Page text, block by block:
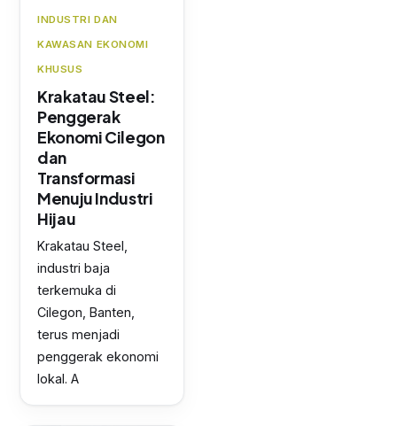
INDUSTRI DAN
KAWASAN EKONOMI
KHUSUS
Krakatau Steel:
Penggerak
Ekonomi Cilegon
dan
Transformasi
Menuju Industri
Hijau
Krakatau Steel,
industri baja
terkemuka di
Cilegon, Banten,
terus menjadi
penggerak ekonomi
lokal. A